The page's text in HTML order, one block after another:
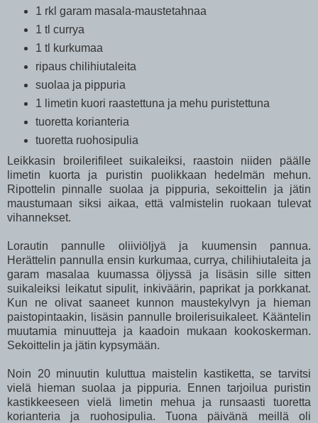
1 rkl garam masala-maustetahnaa
1 tl currya
1 tl kurkumaa
ripaus chilihiutaleita
suolaa ja pippuria
1 limetin kuori raastettuna ja mehu puristettuna
tuoretta korianteria
tuoretta ruohosipulia
Leikkasin broilerifileet suikaleiksi, raastoin niiden päälle
limetin kuorta ja puristin puolikkaan hedelmän mehun.
Ripottelin pinnalle suolaa ja pippuria, sekoittelin ja jätin
maustumaan siksi aikaa, että valmistelin ruokaan tulevat
vihannekset.
Lorautin pannulle oliiviöljyä ja kuumensin pannua.
Herättelin pannulla ensin kurkumaa, currya, chilihiutaleita ja
garam masalaa kuumassa öljyssä ja lisäsin sille sitten
suikaleiksi leikatut sipulit, inkiväärin, paprikat ja porkkanat.
Kun ne olivat saaneet kunnon maustekylvyn ja hieman
paistopintaakin, lisäsin pannulle broilerisuikaleet. Kääntelin
muutamia minuutteja ja kaadoin mukaan kookoskerman.
Sekoittelin ja jätin kypsymään.
Noin 20 minuutin kuluttua maistelin kastiketta, se tarvitsi
vielä hieman suolaa ja pippuria. Ennen tarjoilua puristin
kastikkeeseen vielä limetin mehua ja runsaasti tuoretta
korianteria ja ruohosipulia. Tuona päivänä meillä oli